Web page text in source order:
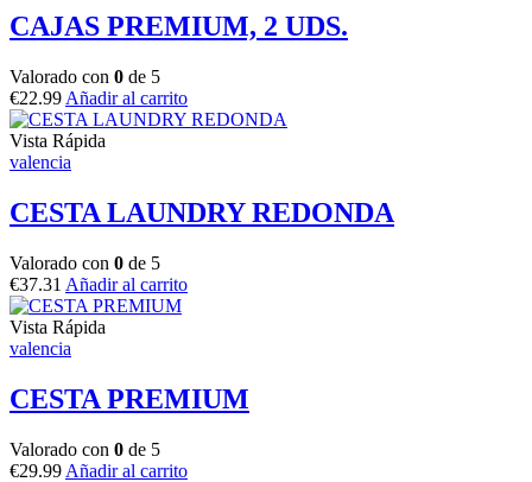
CAJAS PREMIUM, 2 UDS.
Valorado con 0 de 5
€22.99 Añadir al carrito
Vista Rápida
valencia
CESTA LAUNDRY REDONDA
Valorado con 0 de 5
€37.31 Añadir al carrito
Vista Rápida
valencia
CESTA PREMIUM
Valorado con 0 de 5
€29.99 Añadir al carrito